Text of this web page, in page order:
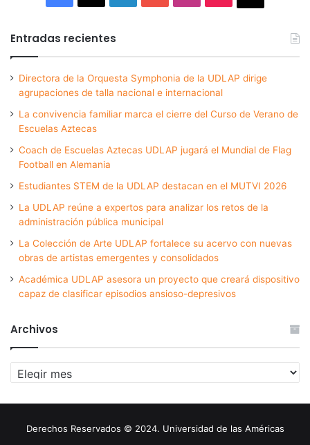
Entradas recientes
Directora de la Orquesta Symphonia de la UDLAP dirige
agrupaciones de talla nacional e internacional
La convivencia familiar marca el cierre del Curso de Verano de
Escuelas Aztecas
Coach de Escuelas Aztecas UDLAP jugará el Mundial de Flag
Football en Alemania
Estudiantes STEM de la UDLAP destacan en el MUTVI 2026
La UDLAP reúne a expertos para analizar los retos de la
administración pública municipal
La Colección de Arte UDLAP fortalece su acervo con nuevas
obras de artistas emergentes y consolidados
Académica UDLAP asesora un proyecto que creará dispositivo
capaz de clasificar episodios ansioso-depresivos
Archivos
Archivos
Derechos Reservados © 2024. Universidad de las Américas